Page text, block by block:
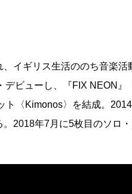
イギリス生活ののち音楽活
ビューし、『FIX NEON
〈Kimonos〉を結成。
2018年7月に5枚目のソロ